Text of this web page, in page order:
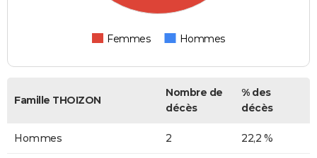
Femmes Hommes
Famille THOIZON
Nombre de
décès
% des
décès
Hommes 2 22,2 %